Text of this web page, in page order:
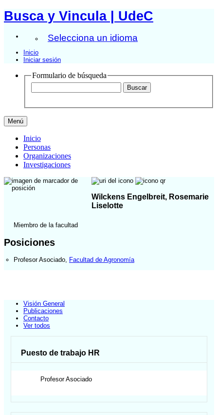
Busca y Vincula | UdeC
Selecciona un idioma
Inicio
Iniciar sesión
Formulario de búsqueda
Menú
Inicio
Personas
Organizaciones
Investigaciones
Wilckens Engelbreit, Rosemarie
Liselotte
Miembro de la facultad
Posiciones
Profesor Asociado Facultad de Agronomía
Visión General
Publicaciones
Contacto
Ver todos
Puesto de trabajo HR
Profesor Asociado